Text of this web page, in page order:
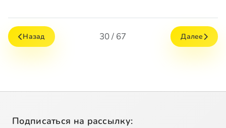
Назад 30 / 67 Далее
Подписаться на рассылку: